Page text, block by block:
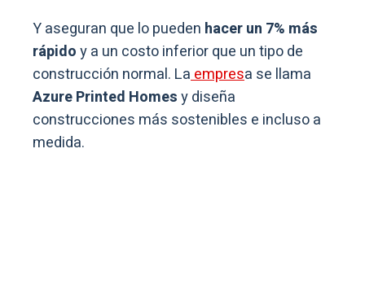
Y aseguran que lo pueden hacer un 7% más
rápidoy a un costo inferior que un tipo de
construcción normal. Laempresa se llama
Azure Printed Homesy diseña
construcciones más sostenibles e incluso a
medida.